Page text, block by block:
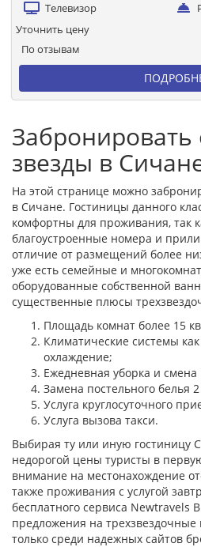
Телевизор
По отзывам
Уточнить цену
Забронировать
звезды в
На этой странице можно
в Сичане. Гостиницы данного
комфортны для проживания, так
благоустроенные номера и
отличие от размещений более
уже есть семейные и
оборудованные собственной
существенные плюсы
Площадь комнат более 15
Климатические системы
охлаждение;
Ежедневная уборка и смена
Замена постельного белья
Услуга круглосуточного
Услуга вызова такси.
Выбирая ту или иную гостиницу
недорогой цены туристы в
внимание на местонахождение
также проживания с услугой
бесплатного сервиса Newtravels
предложения на
только среди надежных сайтов